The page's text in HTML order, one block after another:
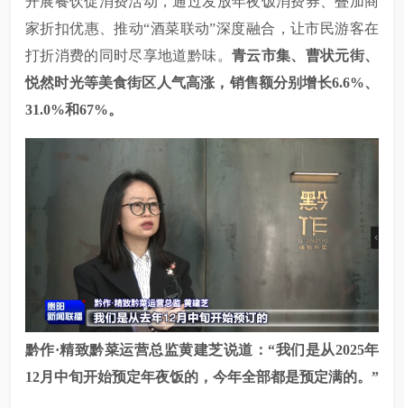
家折扣优惠、推动“酒菜联动”深度融合，让市民游客在
打折消费的同时尽享地道黔味。 青云市集、曹状元街、
悦然时光等美食街区人气高涨，销售额分别增长6.6%、
31.0%和67%。
黔作·精致黔菜运营总监黄建芝说道：“我们是从2025年
12月中旬开始预定年夜饭的，今年全部都是预定满的。”